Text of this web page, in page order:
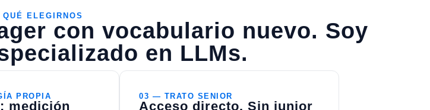
QUÉ ELEGIRNOS
con vocabulario nuevo. Soy
en LLMs.
PROPIA
medición
03 — TRATO SENIOR
Acceso directo. Sin junior